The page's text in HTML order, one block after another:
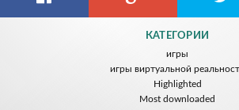
КАТЕГОРИИ
игры
игры виртуальной
Highlighted
Most downloaded